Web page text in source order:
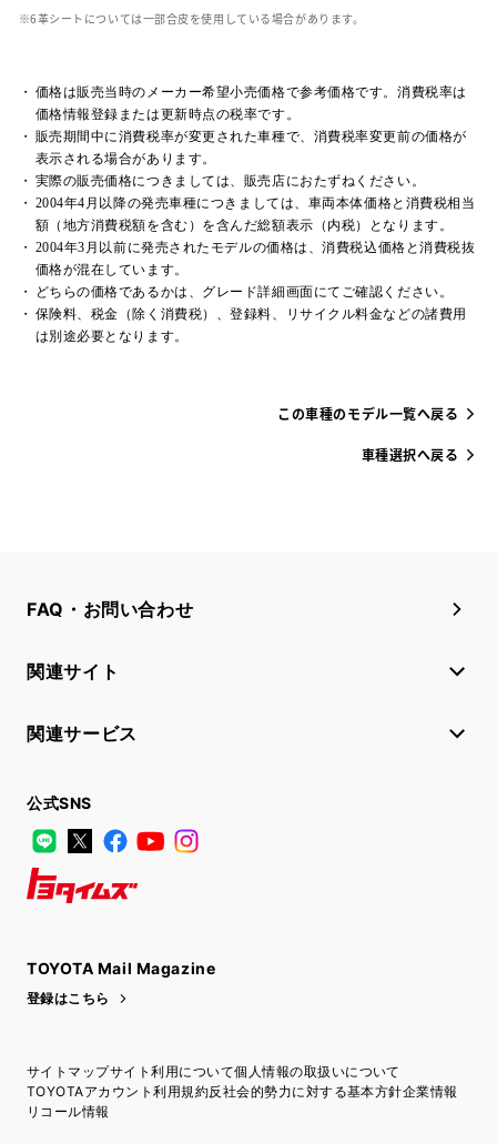
革シートについては一部合皮を使用している場合があります。
価格は販売当時のメーカー希望小売価格で参考価格です。消費税率は
価格情報登録または更新時点の税率です。
販売期間中に消費税率が変更された車種で、消費税率変更前の価格が
表示される場合があります。
実際の販売価格につきましては、販売店におたずねください。
2004年4月以降の発売車種につきましては、車両本体価格と消費税相当
額（地方消費税額を含む）を含んだ総額表示（内税）となります。
2004年3月以前に発売されたモデルの価格は、消費税込価格と消費税抜
価格が混在しています。
どちらの価格であるかは、グレード詳細画面にてご確認ください。
保険料、税金（除く消費税）、登録料、リサイクル料金などの諸費用
は別途必要となります。
この車種のモデル一覧へ戻る
車種選択へ戻る
FAQ・お問い合わせ
関連サイト
関連サービス
公式SNS
LINE
X FacebookYouTube
TOYOTA Mail Magazine
登録はこちら
サイトマップサイト利用について個人情報の取扱いについて
TOYOTAアカウント利用規約反社会的勢力に対する基本方針企業情報
リコール情報